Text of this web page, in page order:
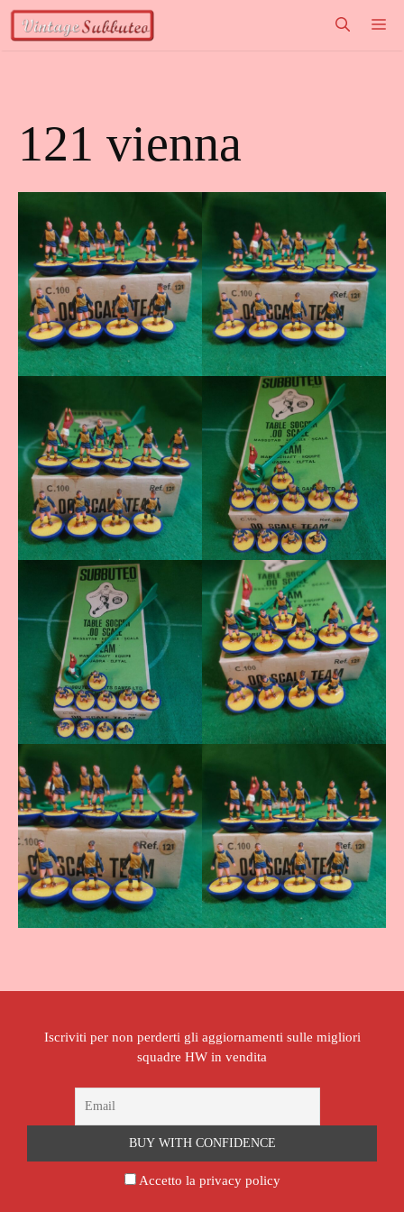
Vai
121 vienna
Iscriviti per non perderti gli aggiornamenti sulle migliori
squadre HW in vendita
Accetto la privacy policy